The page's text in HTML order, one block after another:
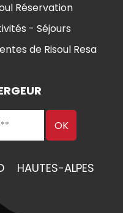
Réservation
- Séjours
de Risoul Resa
HAUTES-ALPES